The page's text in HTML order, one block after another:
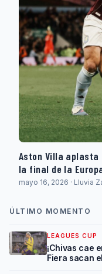
Aston Villa aplasta
la final de la
mayo 16, 2026 · Lluvia
ÚLTIMO MOMENTO
LEAGUES CUP
¡Chivas cae
Fiera sacan